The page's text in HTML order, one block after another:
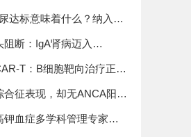
达标意味着什么？纳入
究证实：持续缓解可改善
断：IgA肾病迈入
时代
T：B细胞靶向治疗正在
诊疗格局
合征表现，却无ANCA阳
月体肾炎，差点被误诊！
血症多学科管理专家共